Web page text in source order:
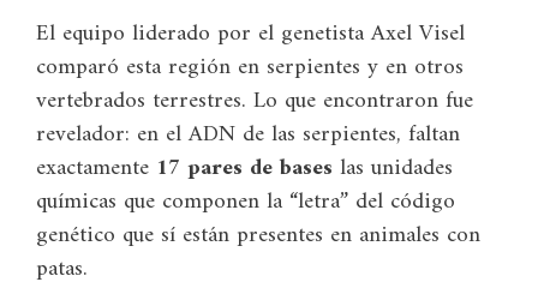
El equipo liderado por el genetista Axel Visel
comparó esta región en serpientes y en otros
vertebrados terrestres. Lo que encontraron fue
revelador: en el ADN de las serpientes, faltan
exactamente 17 pares de bases las unidades
químicas que componen la “letra” del código
genético que sí están presentes en animales con
patas.